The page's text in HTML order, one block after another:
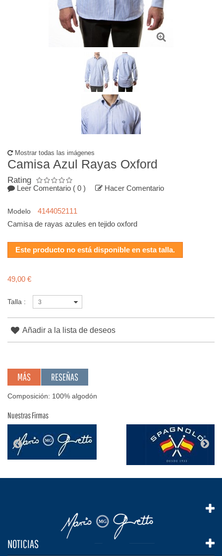
Mostrar todas las imágenes
Camisa Azul Rayas Oxford
Rating
Leer Comentario ( 0 ) Hacer Comentario
Modelo
4144052111
Camisa de rayas azules en tejido oxford
Este producto no está disponible en esta talla.
49,00 €
Talla : 3
Añadir a la lista de deseos
MÁS RESEÑAS
Composición: 100% algodón
Nuestras Firmas
NOTICIAS